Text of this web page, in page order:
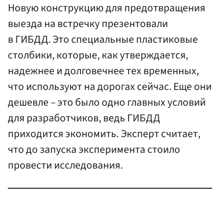
Новую конструкцию для предотвращения
выезда на встречку презентовали
в ГИБДД. Это специальные пластиковые
столбики, которые, как утверждается,
надежнее и долговечнее тех временных,
что используют на дорогах сейчас. Еще они
дешевле – это было одно главных условий
для разработчиков, ведь ГИБДД
приходится экономить. Эксперт считает,
что до запуска эксперимента стоило
провести исследования.